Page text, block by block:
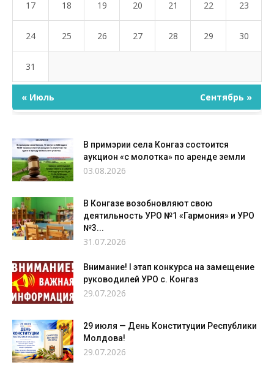
17 18 19 20 21 22 23
24 25 26 27 28 29 30
31
« Июль Сентябрь »
В примэрии села Конгаз состоится
аукцион «с молотка» по аренде земли
03.08.2026
В Конгазе возобновляют свою
деятильность УРО №1 «Гармония» и УРО
№3...
31.07.2026
Внимание! I этап конкурса на замещение
руководилей УРО с. Конгаз
29.07.2026
29 июля — День Конституции Республики
Молдова!
29.07.2026